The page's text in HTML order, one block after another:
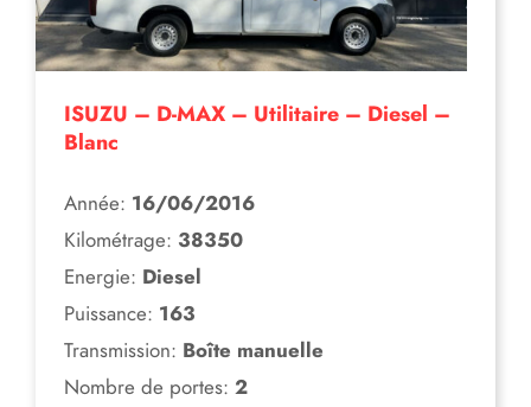
ISUZU – D-MAX – Utilitaire – Diesel –
Blanc
Année: 16/06/2016
Kilométrage: 38350
Energie: Diesel
Puissance: 163
Transmission: Boîte manuelle
Nombre de portes: 2